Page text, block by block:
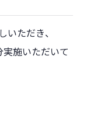
ただき、
施いただいて